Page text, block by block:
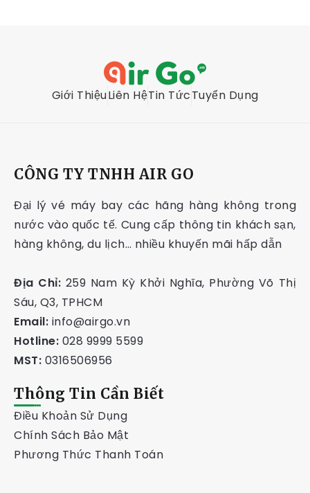
Giới ThiệuLiên HệTin TứcTuyển Dụng
CÔNG TY TNHH AIR GO
Đại lý vé máy bay các hãng hàng không trong
nước vào quốc tế. Cung cấp thông tin khách sạn,
hàng không, du lịch… nhiều khuyến mãi hấp dẫn
Địa Chỉ: 259 Nam Kỳ Khởi Nghĩa, Phường Võ Thị
Sáu, Q3, TPHCM
Email: info@airgo.vn
Hotline: 028 9999 5599
MST: 0316506956
Thông Tin Cần Biết
Điều Khoản Sử Dụng
Chính Sách Bảo Mật
Phương Thức Thanh Toán